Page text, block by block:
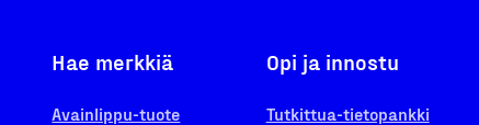
Hae merkkiä
Avainlippu-tuote
Opi ja innostu
Tutkittua-tietopankki